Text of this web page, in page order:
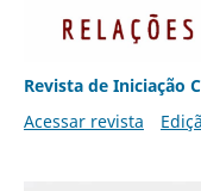
Revista de Iniciação
Acessar revista